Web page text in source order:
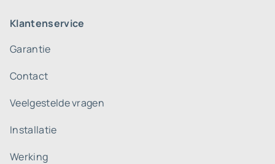
Klantenservice
Garantie
Contact
Veelgestelde vragen
Installatie
Werking